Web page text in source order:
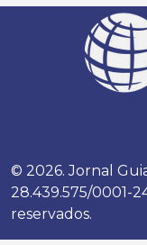
© 2026. Jornal
28.439.575/0001-
reservados.